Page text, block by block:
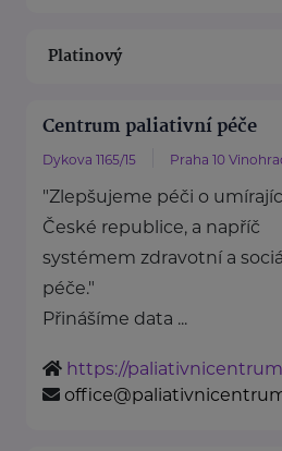
Platinový
Centrum paliativní péče
Dykova 1165/15 Praha 10
"Zlepšujeme péči o
České republice, a napříč
systémem zdravotní a
péče."
Přinášíme data ...
https://